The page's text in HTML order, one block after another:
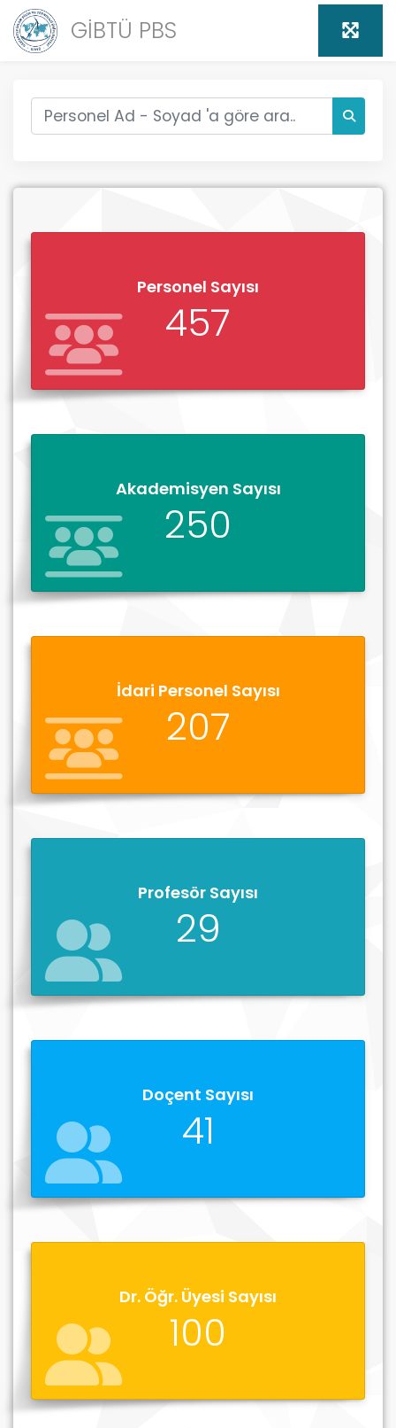
GİBTÜ PBS
Personel Sayısı
457
Akademisyen Sayısı
250
İdari Personel Sayısı
207
Profesör Sayısı
29
Doçent Sayısı
41
Dr. Öğr. Üyesi Sayısı
100